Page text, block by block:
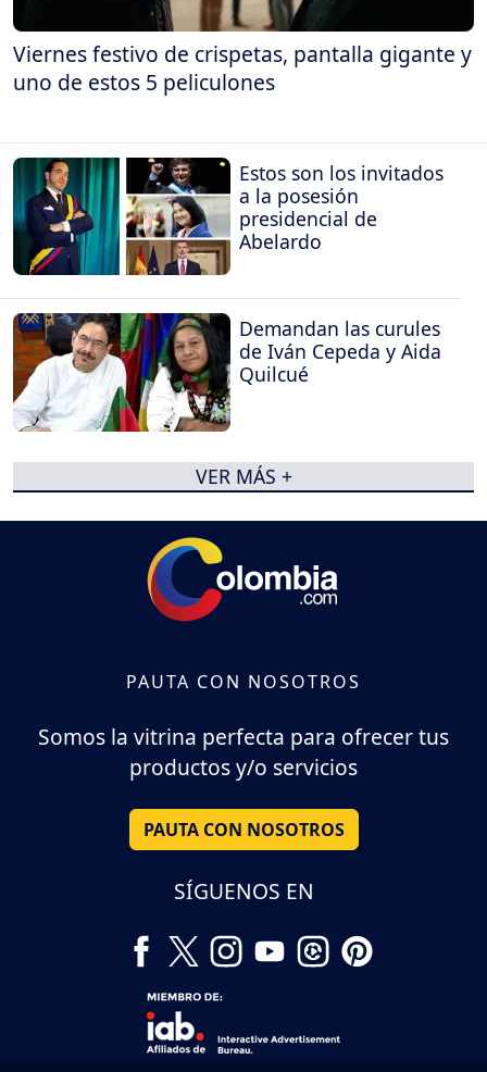
Viernes festivo de crispetas, pantalla gigante y
uno de estos 5 peliculones
Estos son los invitados
a la posesión
presidencial de
Abelardo
Demandan las curules
de Iván Cepeda y Aida
Quilcué
VER MÁS +
PAUTA CON NOSOTROS
Somos la vitrina perfecta para ofrecer tus
productos y/o servicios
PAUTA CON NOSOTROS
SÍGUENOS EN